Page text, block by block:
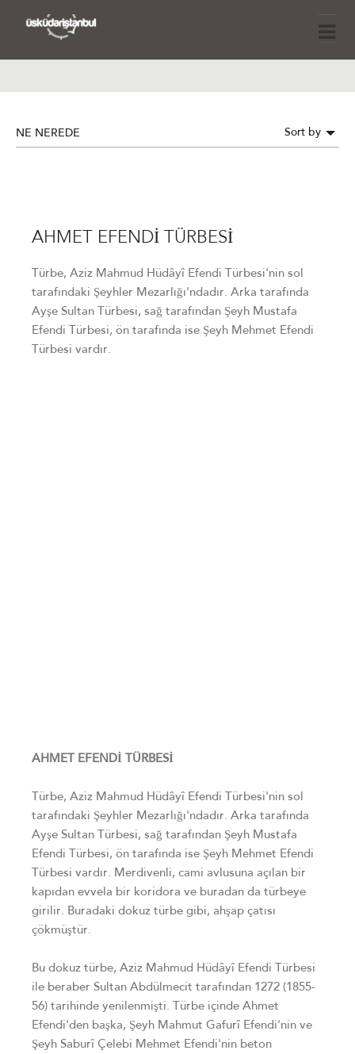
NE NEREDE Sort by
AHMET EFENDİ TÜRBESİ
Türbe, Aziz Mahmud Hüdâyî Efendi Türbesi'nin sol
tarafındaki Şeyhler Mezarlığı'ndadır. Arka tarafında
Ayşe Sultan Türbesi, sağ tarafından Şeyh Mustafa
Efendi Türbesi, ön tarafında ise Şeyh Mehmet Efendi
Türbesi vardır.
AHMET EFENDİ TÜRBESİ
Türbe, Aziz Mahmud Hüdâyî Efendi Türbesi'nin sol
tarafındaki Şeyhler Mezarlığı'ndadır. Arka tarafında
Ayşe Sultan Türbesi, sağ tarafından Şeyh Mustafa
Efendi Türbesi, ön tarafında ise Şeyh Mehmet Efendi
Türbesi vardır. Merdivenli, cami avlusuna açılan bir
kapıdan evvela bir koridora ve buradan da türbeye
girilir. Buradaki dokuz türbe gibi, ahşap çatısı
çökmüştür.
Bu dokuz türbe, Aziz Mahmud Hüdâyî Efendi Türbesi
ile beraber Sultan Abdülmecit tarafından 1272 (1855-
56) tarihinde yenilenmişti. Türbe içinde Ahmet
Efendi'den başka, Şeyh Mahmut Gafurî Efendi'nin ve
Şeyh Saburî Çelebi Mehmet Efendi'nin beton